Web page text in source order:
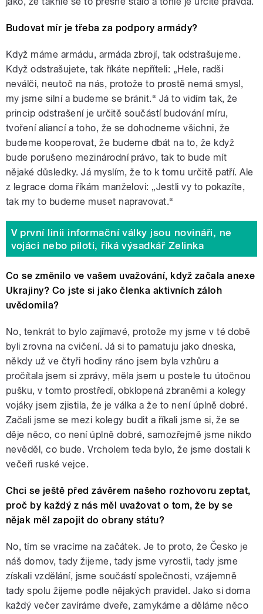
Budovat mír je třeba za podpory armády?
Když máme armádu, armáda zbrojí, tak odstrašujeme.
Když odstrašujete, tak říkáte nepříteli: „Hele, radši
neválči, neutoč na nás, protože to prostě nemá smysl,
my jsme silní a budeme se bránit.“ Já to vidím tak, že
princip odstrašení je určitě součástí budování míru,
tvoření aliancí a toho, že se dohodneme všichni, že
budeme kooperovat, že budeme dbát na to, že když
bude porušeno mezinárodní právo, tak to bude mít
nějaké důsledky. Já myslím, že to k tomu určitě patří. Ale
z legrace doma říkám manželovi: „Jestli vy to pokazíte,
tak my to budeme muset napravovat.“
V první linii informační války jsou novináři, ne
vojáci nebo piloti, říká výsadkář Zelinka
Co se změnilo ve vašem uvažování, když začala anexe
Ukrajiny? Co jste si jako členka aktivních záloh
uvědomila?
No, tenkrát to bylo zajímavé, protože my jsme v té době
byli zrovna na cvičení. Já si to pamatuju jako dneska,
někdy už ve čtyři hodiny ráno jsem byla vzhůru a
pročítala jsem si zprávy, měla jsem u postele tu útočnou
pušku, v tomto prostředí, obklopená zbraněmi a kolegy
vojáky jsem zjistila, že je válka a že to není úplně dobré.
Začali jsme se mezi kolegy budit a říkali jsme si, že se
děje něco, co není úplně dobré, samozřejmě jsme nikdo
nevěděl, co bude. Vrcholem teda bylo, že jsme dostali k
večeři ruské vejce.
Chci se ještě před závěrem našeho rozhovoru zeptat,
proč by každý z nás měl uvažovat o tom, že by se
nějak měl zapojit do obrany státu?
No, tím se vracíme na začátek. Je to proto, že Česko je
náš domov, tady žijeme, tady jsme vyrostli, tady jsme
získali vzdělání, jsme součástí společnosti, vzájemně
tady spolu žijeme podle nějakých pravidel. Jako si doma
každý večer zavíráme dveře, zamykáme a děláme něco